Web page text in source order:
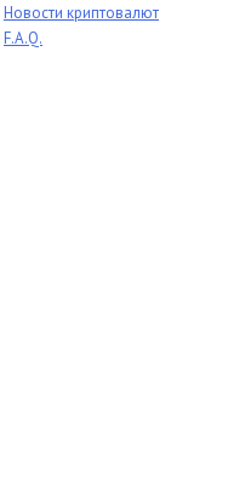
Новости криптовалют
F.A.Q.